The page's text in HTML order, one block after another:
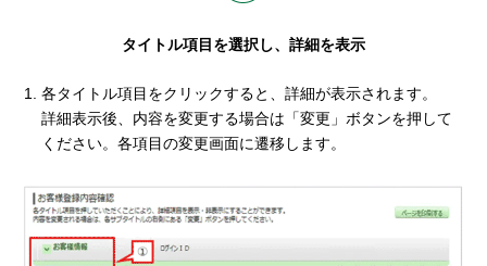
タイトル項目を選択し、詳細を表示
各タイトル項目をクリックすると、詳細が表示されます。
詳細表示後、内容を変更する場合は「変更」ボタンを押して
ください。各項目の変更画面に遷移します。